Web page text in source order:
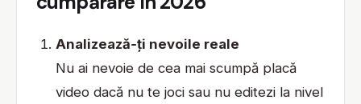
Analizează‑ți nevoile reale
Nu ai nevoie de cea mai scumpă placă
video dacă nu te joci sau nu editezi la nivel